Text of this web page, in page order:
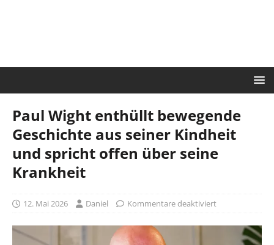
Paul Wight enthüllt bewegende
Geschichte aus seiner Kindheit
und spricht offen über seine
Krankheit
12. Mai 2026 Daniel Kommentare deaktiviert